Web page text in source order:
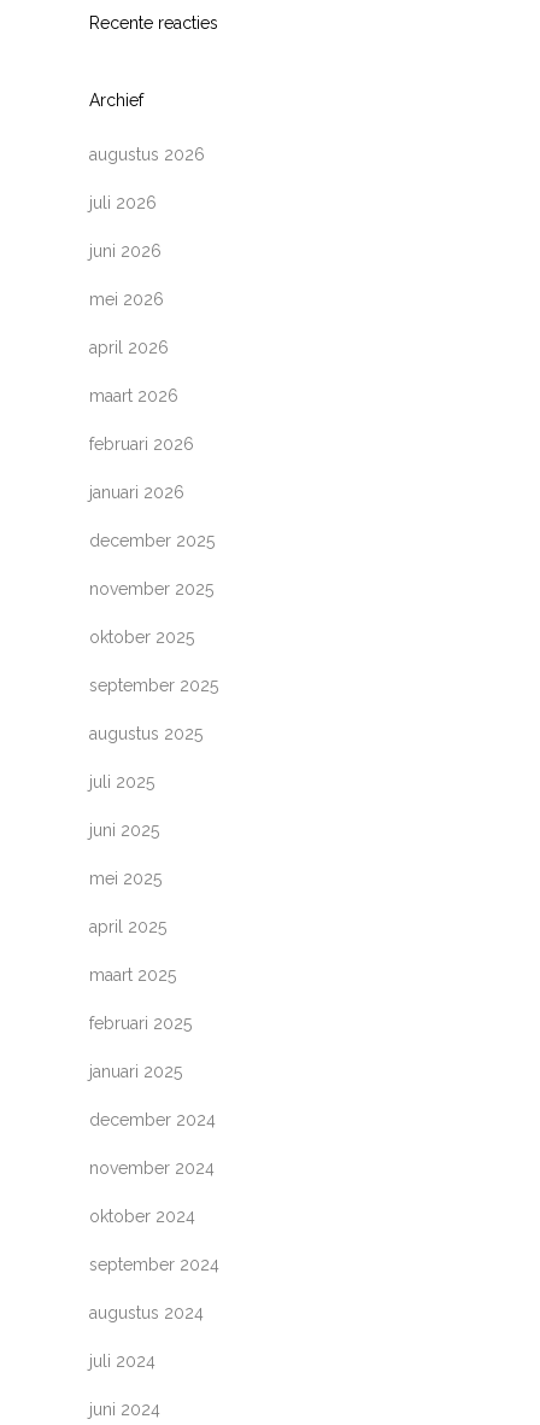
Recente reacties
Archief
augustus 2026
juli 2026
juni 2026
mei 2026
april 2026
maart 2026
februari 2026
januari 2026
december 2025
november 2025
oktober 2025
september 2025
augustus 2025
juli 2025
juni 2025
mei 2025
april 2025
maart 2025
februari 2025
januari 2025
december 2024
november 2024
oktober 2024
september 2024
augustus 2024
juli 2024
juni 2024